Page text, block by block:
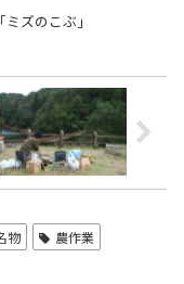
ズのこぶ」
物 農作業